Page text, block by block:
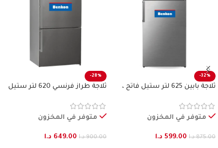
-32%
ثلاجة بابين 625 لتر ستيل فاتح ،
متوفر في المخزون
875.00 د.ا 599.00 د.ا
-28%
ثلاجة طراز فرنسي 620 لتر ستيل
متوفر في المخزون
900.00 د.ا 649.00 د.ا